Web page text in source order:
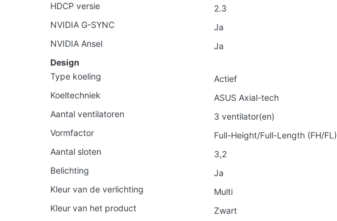
HDCP versie
2.3
NVIDIA G-SYNC
Ja
NVIDIA Ansel
Ja
Design
Type koeling
Actief
Koeltechniek
ASUS Axial-tech
Aantal ventilatoren
3 ventilator(en)
Vormfactor
Full-Height/Full-Length (FH/FL)
Aantal sloten
3,2
Belichting
Ja
Kleur van de verlichting
Multi
Kleur van het product
Zwart